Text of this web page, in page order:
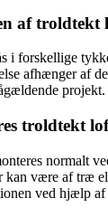
af troldtekt
i forskellige
afhænger af
projekt.
troldtekt
normalt
kan være af træ
ved hjælp